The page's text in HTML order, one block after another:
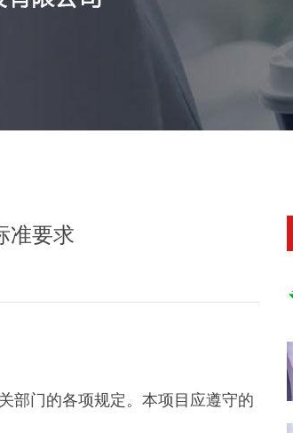
准要求
部门的各项规定。本项目应遵守的